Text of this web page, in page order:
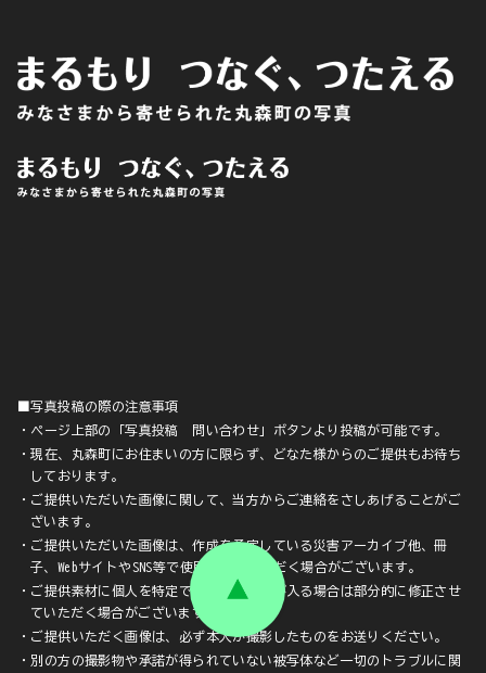
■写真投稿の際の注意事項
・ページ上部の「写真投稿 問い合わせ」ボタンより投稿が可能です。
・現在、丸森町にお住まいの方に限らず、どなた様からのご提供もお待ち
しております。
・ご提供いただいた画像に関して、当方からご連絡をさしあげることがご
ざいます。
・ご提供いただいた画像は、作成を予定している災害アーカイブ他、冊
子、WebサイトやSNS等で使用させていただく場合がございます。
・ご提供素材に個人を特定できる顔や文字が入る場合は部分的に修正させ
ていただく場合がございます。
・ご提供いただく画像は、必ず本人が撮影したものをお送りください。
・別の方の撮影物や承諾が得られていない被写体など一切のトラブルに関